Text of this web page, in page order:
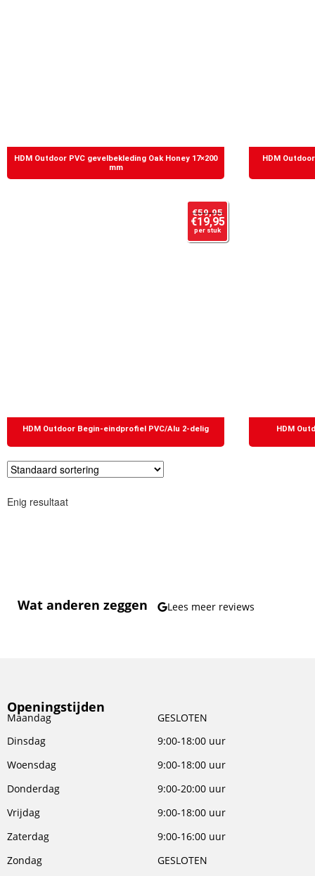
HDM Outdoor PVC gevelbekleding Oak Honey 17×200
mm
HDM
HDM Outdoor Begin-eindprofiel PVC/Alu 2-delig
€59,95
€19,95
per stuk
HDM
Enig resultaat
Wat anderen zeggen Lees meer reviews
Openingstijden
Maandag
GESLOTEN
Dinsdag
9:00-18:00 uur
Woensdag
9:00-18:00 uur
Donderdag
9:00-20:00 uur
Vrijdag
9:00-18:00 uur
Zaterdag
9:00-16:00 uur
Zondag
GESLOTEN